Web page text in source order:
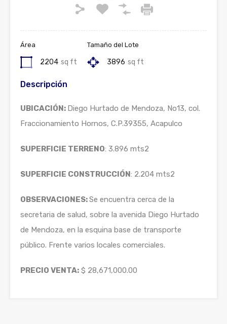
Área
2204 sq ft
Tamaño del Lote
3896 sq ft
Descripción
UBICACIÓN: Diego Hurtado de Mendoza, No13, col.
Fraccionamiento Hornos, C.P.39355, Acapulco
SUPERFICIE TERRENO: 3.896 mts2
SUPERFICIE CONSTRUCCIÓN: 2.204 mts2
OBSERVACIONES:Se encuentra cerca de la
secretaria de salud, sobre la avenida Diego Hurtado
de Mendoza, en la esquina base de transporte
público. Frente varios locales comerciales.
PRECIO VENTA: $ 28,671,000.00